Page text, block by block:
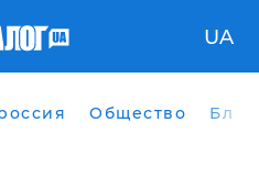
UA
Общество